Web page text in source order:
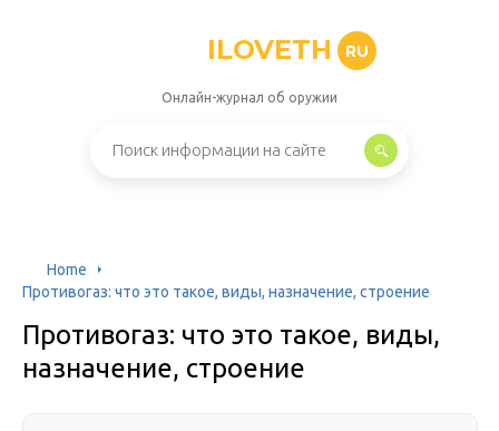
ILOVETH RU
Онлайн-журнал об оружии
Home
Противогаз: что это такое, виды, назначение, строение
Противогаз: что это такое, виды,
назначение, строение